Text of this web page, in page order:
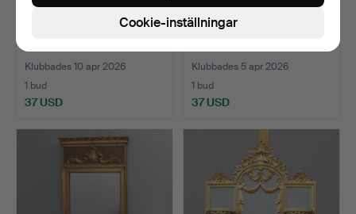
Klubbades 10 apr 2026
1 bud
37 USD
Klubbades 5 apr 2026
1 bud
37 USD
Cookie-inställningar